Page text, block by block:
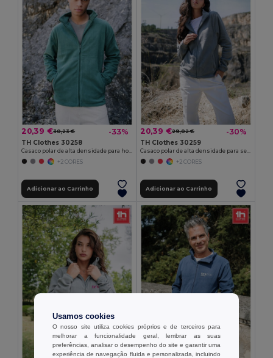
20,39 €30,23 € -33%
TH Clothes 30258
Casaco polar de alta densidade para homem em poliéster
+2 CORES
Adicionar ao Carrinho
20,39 €29,02 € -30%
TH Clothes 30259
Casaco polar de alta densidade para senhora em poliéster
+2 CORES
Adicionar ao Carrinho
Usamos cookies
O nosso site utiliza cookies próprios e de terceiros para
melhorar a funcionalidade geral, lembrar as suas
preferências, analisar o desempenho do site e garantir uma
experiência de navegação fluida e personalizada, incluindo